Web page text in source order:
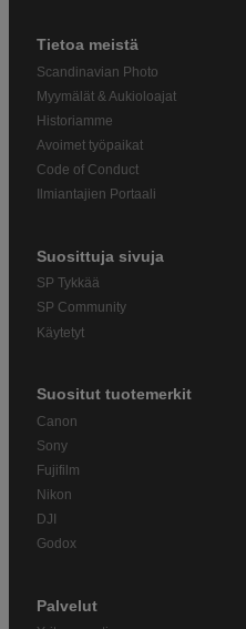
Tietoa meistä
Scandinavian Photo
Myymälät & Aukioloajat
Historiamme
Avoimet työpaikat
Code of Conduct
Ilmiantajien Portaali
Suosittuja sivuja
SP Tykkää
SP Community
Käytetyt
Suositut tuotemerkit
Canon
Sony
Fujifilm
Nikon
DJI
Godox
Palvelut